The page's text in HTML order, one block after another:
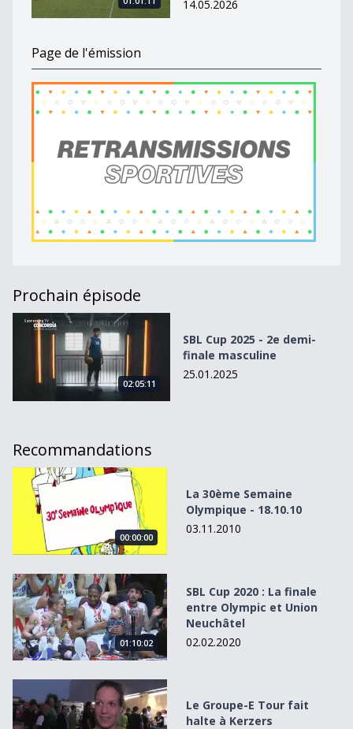
14.05.2026
Page de l'émission
Prochain épisode
SBL Cup 2025 - 2e demi-finale masculine
02:05:11
SBL Cup 2025 - 2e demi-
finale masculine
25.01.2025
Recommandations
La 30ème Semaine Olympique - 18.10.10
00:00:00
La 30ème Semaine
Olympique - 18.10.10
03.11.2010
SBL Cup 2020 : La finale entre Olympic et Union
01:10:02
SBL Cup 2020 : La finale
entre Olympic et Union
Neuchâtel
02.02.2020
Le Groupe-E Tour fait halte à Kerzers
Le Groupe-E Tour fait
halte à Kerzers